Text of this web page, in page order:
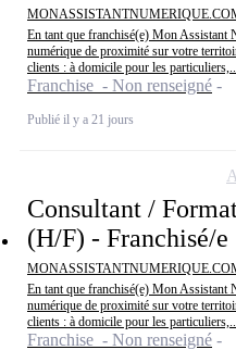
En tant que franchisé(e) Mon Assistant
numérique de proximité sur votre
clients : à domicile pour les
Franchise - Non renseigné
Publié il y a 21 jours
Consultant /
(H/F) - Franchisé/e
En tant que franchisé(e) Mon Assistant
numérique de proximité sur votre
clients : à domicile pour les
Franchise - Non renseigné